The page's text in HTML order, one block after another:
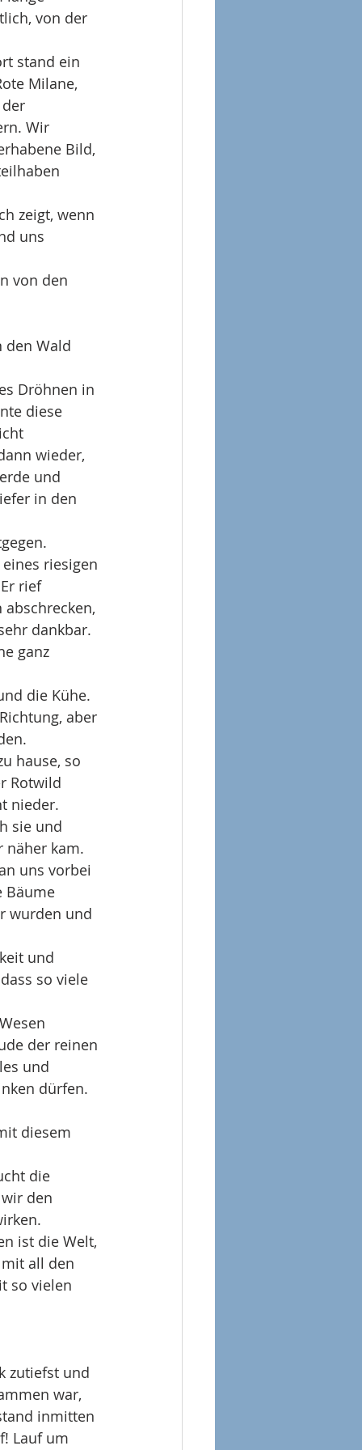
von der
stand ein
Milane,
Wir
Bild,
zeigt, wenn
uns
von den
den Wald
Dröhnen in
diese
wieder,
und
in den
riesigen
rief
dankbar.
ganz
die Kühe.
aber
hause, so
Rotwild
nieder.
sie und
näher kam.
uns vorbei
Bäume
wurden und
und
so viele
der reinen
und
dürfen.
diesem
die
den
ist die Welt,
all den
so vielen
zutiefst und
war,
inmitten
Lauf um